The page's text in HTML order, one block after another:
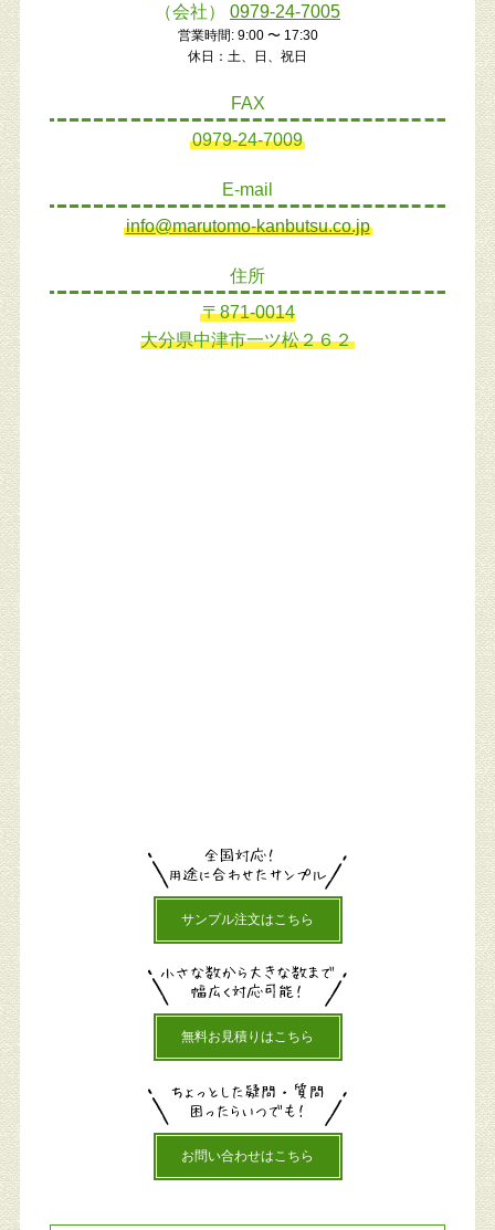
（会社） 0979-24-7005
営業時間: 9:00 〜 17:30
休日：土、日、祝日
FAX
0979-24-7009
E-mail
info@marutomo-kanbutsu.co.jp
住所
〒871-0014
大分県中津市一ツ松２６２
サンプル注文はこちら
無料お見積りはこちら
お問い合わせはこちら